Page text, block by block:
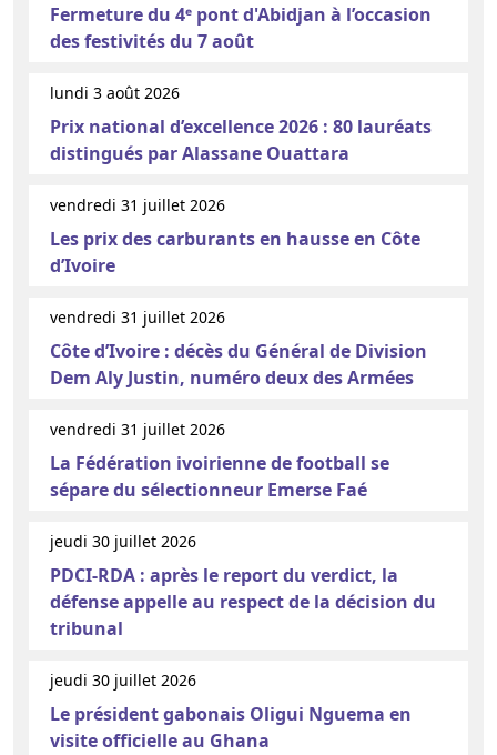
Fermeture du 4ᵉ pont d'Abidjan à l’occasion
des festivités du 7 août
lundi 3 août 2026
Prix national d’excellence 2026 : 80 lauréats
distingués par Alassane Ouattara
vendredi 31 juillet 2026
Les prix des carburants en hausse en Côte
d’Ivoire
vendredi 31 juillet 2026
Côte d’Ivoire : décès du Général de Division
Dem Aly Justin, numéro deux des Armées
vendredi 31 juillet 2026
La Fédération ivoirienne de football se
sépare du sélectionneur Emerse Faé
jeudi 30 juillet 2026
PDCI-RDA : après le report du verdict, la
défense appelle au respect de la décision du
tribunal
jeudi 30 juillet 2026
Le président gabonais Oligui Nguema en
visite officielle au Ghana